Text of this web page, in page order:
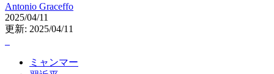
Antonio Graceffo
2025/04/11
更新: 2025/04/11
ミャンマー